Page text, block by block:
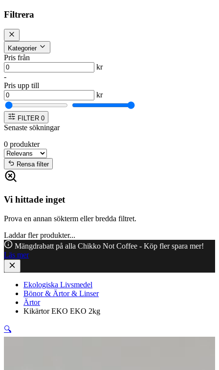
Filtrera
Kategorier
Pris från
kr
-
Pris upp till
kr
FILTER 0
Senaste sökningar
0 produkter
Rensa filter
Vi hittade inget
Prova en annan sökterm eller bredda filtret.
Laddar fler produkter...
Mängdrabatt på alla Chikko Not Coffee - Köp fler spara mer!
Läs mer
Ekologiska Livsmedel
Bönor & Ärtor & Linser
Ärtor
Kikärtor EKO EKO 2kg
🔍